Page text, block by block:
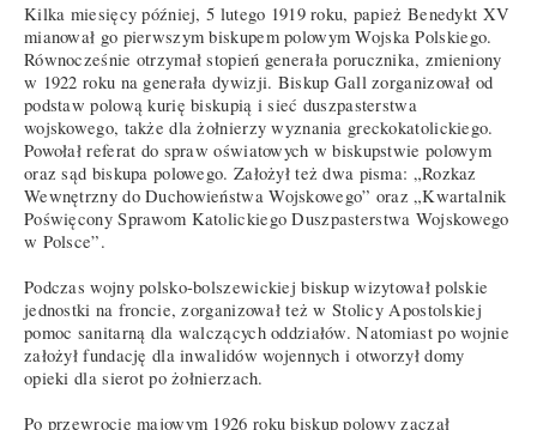
Kilka miesięcy później, 5 lutego 1919 roku, papież Benedykt XV
mianował go pierwszym biskupem polowym Wojska Polskiego.
Równocześnie otrzymał stopień generała porucznika, zmieniony
w 1922 roku na generała dywizji. Biskup Gall zorganizował od
podstaw polową kurię biskupią i sieć duszpasterstwa
wojskowego, także dla żołnierzy wyznania greckokatolickiego.
Powołał referat do spraw oświatowych w biskupstwie polowym
oraz sąd biskupa polowego. Założył też dwa pisma: „Rozkaz
Wewnętrzny do Duchowieństwa Wojskowego” oraz „Kwartalnik
Poświęcony Sprawom Katolickiego Duszpasterstwa Wojskowego
w Polsce”.
Podczas wojny polsko-bolszewickiej biskup wizytował polskie
jednostki na froncie, zorganizował też w Stolicy Apostolskiej
pomoc sanitarną dla walczących oddziałów. Natomiast po wojnie
założył fundację dla inwalidów wojennych i otworzył domy
opieki dla sierot po żołnierzach.
Po przewrocie majowym 1926 roku biskup polowy zaczął